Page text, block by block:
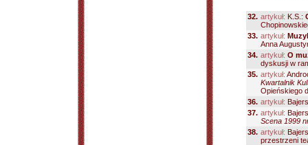
32. artykuł: K.S.:
33. artykuł:
Anna
34. artykuł: O
dyskusji w
35. artykuł:
Kwartalnik
Opieńskiego
36. artykuł:
37. artykuł:
Scena 1999
38. artykuł:
przestrzeni